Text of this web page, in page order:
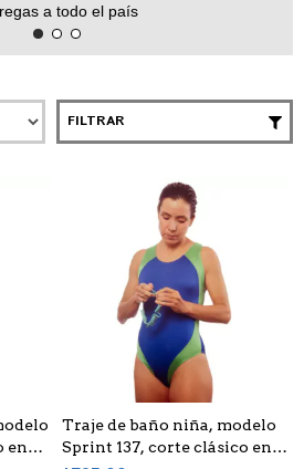
a todo el país
FILTRAR
en
Traje de baño niña, modelo
Sprint 137, corte clásico en